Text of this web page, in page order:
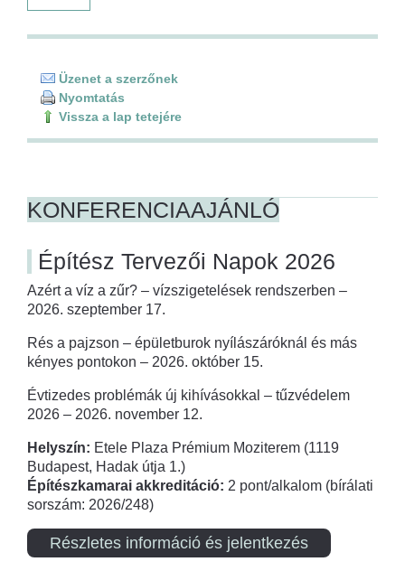
Üzenet a szerzőnek
Nyomtatás
Vissza a lap tetejére
KONFERENCIAAJÁNLÓ
Építész Tervezői Napok 2026
Azért a víz a zűr? – vízszigetelések rendszerben –
2026. szeptember 17.
Rés a pajzson – épületburok nyílászáróknál és más
kényes pontokon – 2026. október 15.
Évtizedes problémák új kihívásokkal – tűzvédelem
2026 – 2026. november 12.
Helyszín: Etele Plaza Prémium Moziterem (1119
Budapest, Hadak útja 1.)
Építészkamarai akkreditáció: 2 pont/alkalom (bírálati
sorszám: 2026/248)
Részletes információ és jelentkezés